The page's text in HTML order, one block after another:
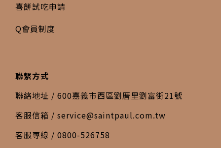
喜餅試吃申請
Q會員制度
聯繫方式
聯絡地址 / 600嘉義市西區劉厝里劉富街21號
客服信箱 / service@saintpaul.com.tw
客服專線 / 0800-526758